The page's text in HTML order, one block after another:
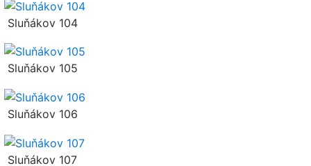
Sluňákov 104
Sluňákov 105
Sluňákov 106
Sluňákov 107